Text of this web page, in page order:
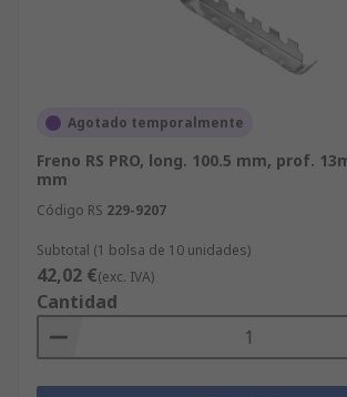
Agotado temporalmente
Freno RS PRO, long. 100.5 mm, prof.
mm
Código RS 229-9207
Subtotal (1 bolsa de 10 unidades)
42,02 €(exc. IVA)
Cantidad